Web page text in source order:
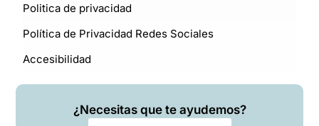
Politica de privacidad
Política de Privacidad Redes Sociales
Accesibilidad
¿Necesitas que te ayudemos?